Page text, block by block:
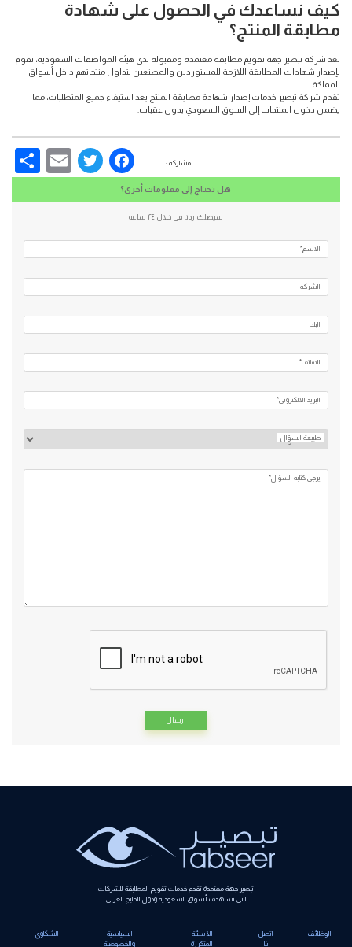
كيف نساعدك في الحصول على شهادة
مطابقة المنتج؟
تعد شركة تبصير جهة تقويم مطابقة معتمدة ومقبولة لدى هيئة المواصفات السعودية، تقوم
بإصدار شهادات المطابقة اللازمة للمستوردين والمصنعين لتداول منتجاتهم داخل أسواق
المملكة.
تقدم شركة تبصير خدمات إصدار شهادة مطابقة المنتج بعد استيفاء جميع المتطلبات، مما
يضمن دخول المنتجات إلى السوق السعودي بدون عقبات.
مشاركة : Facebook
Twitter
هل تحتاج إلى معلومات أخرى؟
سيصلك ردنا فى خلال ٢٤ ساعه
الاسم*
الشركه
الهاتف*
البريد الالكتروني*
طبيعة السؤال
يرجي كتابه السؤال*
تبصير جهة معتمدة تقدم خدمات تقويم المطابقة للشركات
التي تستهدف أسواق السعودية ودول الخليج العربي.
الوظائف
اتصل
الأسئلة
المتكررة
السياسية
والخصوصية
الشكاوي